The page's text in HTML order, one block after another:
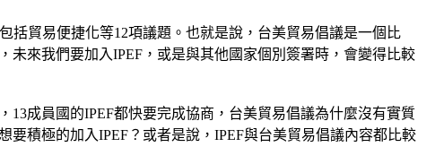
括貿易便捷化等12項議題。也就是說，台美貿易倡議是一個比
來我們要加入IPEF，或是與其他國家個別簽署時，會變得比較
成員國的IPEF都快要完成協商，台美貿易倡議為什麼沒有實質
積極的加入IPEF？或者是說，IPEF與台美貿易倡議內容都比較